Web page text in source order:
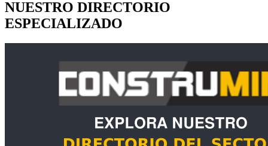
NUESTRO DIRECTORIO
ESPECIALIZADO